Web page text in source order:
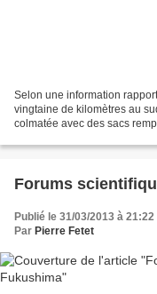
Selon une information
vingtaine de kilomètres au
colmatée avec des sacs
Forums
Publié le 31/03/2013 à 21:22
Par Pierre Fetet